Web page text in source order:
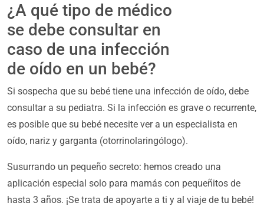
¿A qué tipo de médico
se debe consultar en
caso de una infección
de oído en un bebé?
Si sospecha que su bebé tiene una infección de oído, debe
consultar a su pediatra. Si la infección es grave o recurrente,
es posible que su bebé necesite ver a un especialista en
oído, nariz y garganta (otorrinolaringólogo).
Susurrando un pequeño secreto: hemos creado una
aplicación especial solo para mamás con pequeñitos de
hasta 3 años. ¡Se trata de apoyarte a ti y al viaje de tu bebé!